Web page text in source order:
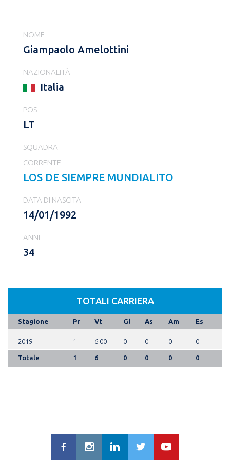
NOME
Giampaolo Amelottini
NAZIONALITÀ
Italia
POS
LT
SQUADRA
CORRENTE
LOS DE SIEMPRE MUNDIALITO
DATA DI NASCITA
14/01/1992
ANNI
34
TOTALI CARRIERA
Stagione Pr Vt Gl As Am Es
2019 1 6.00 0 0 0 0
Totale 1 6 0 0 0 0